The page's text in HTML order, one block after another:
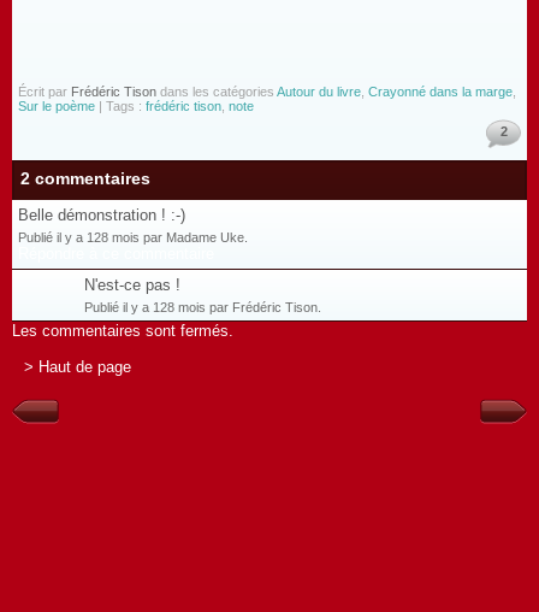
Écrit par Frédéric Tison dans les catégories Autour du livre Crayonné dans la marge
Sur le poème | Tags : frédéric tison note
2
2 commentaires
Belle démonstration ! :-)
Publié il y a 128 mois par Madame Uke.
N'est-ce pas !
Publié il y a 128 mois par Frédéric Tison.
Les commentaires sont fermés.
> Haut de page